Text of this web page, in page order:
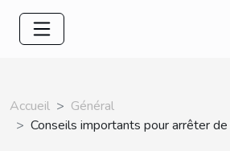
Accueil
Général
Conseils importants pour arrêter